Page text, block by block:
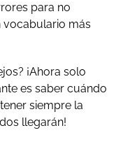
para no
más
¡Ahora solo
es saber cuándo
siempre la
llegarán!